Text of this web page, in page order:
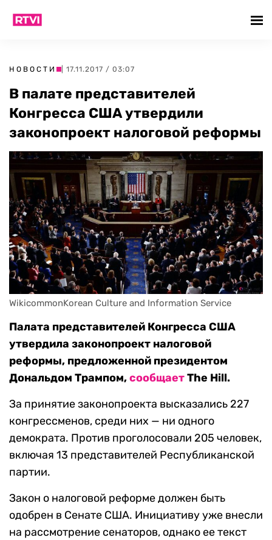
НОВОСТИ | 17.11.2017 / 03:07
В палате представителей
Конгресса США утвердили
законопроект налоговой реформы
WikicommonKorean Culture and Information Service
Палата представителей Конгресса США
утвердила законопроект налоговой
реформы, предложенной президентом
Дональдом Трампом,сообщаетThe Hill.
За принятие законопроекта высказались 227
конгрессменов, среди них — ни одного
демократа. Против проголосовали 205 человек,
включая 13 представителей Республиканской
партии.
Закон о налоговой реформе должен быть
одобрен в Сенате США. Инициативу уже внесли
на рассмотрение сенаторов, однако ее текст